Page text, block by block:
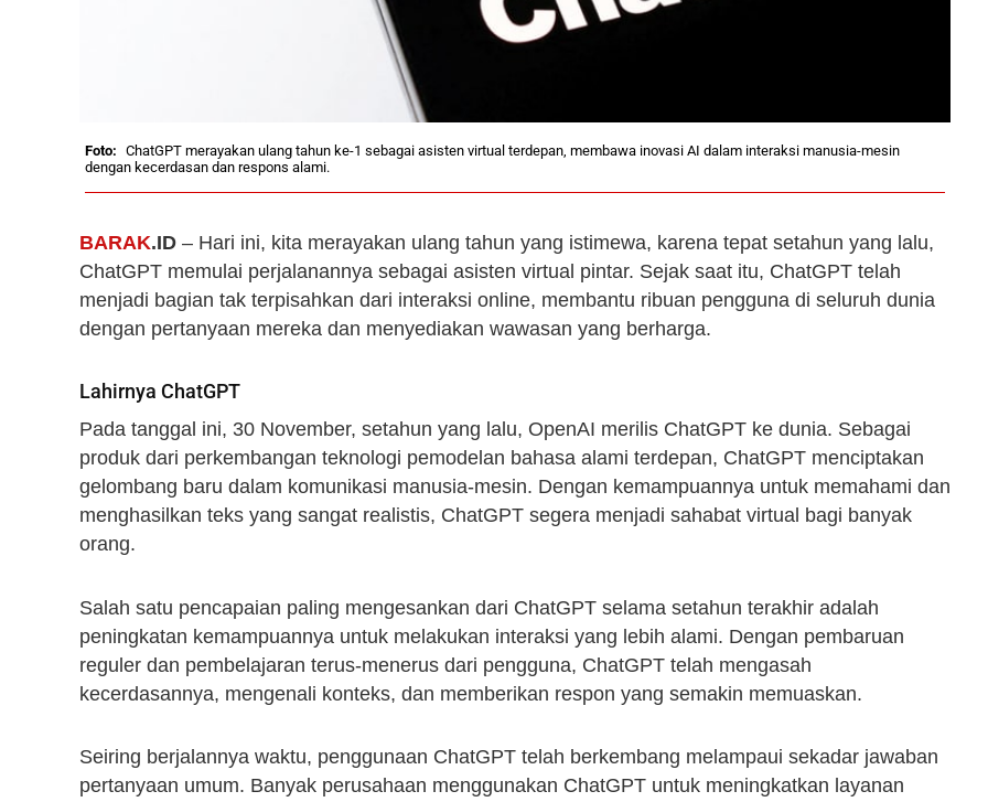
ChatGPT merayakan ulang tahun ke-1 sebagai asisten virtual terdepan, membawa inovasi AI dalam interaksi manusia-mesin
dengan kecerdasan dan respons alami.
BARAK.ID – Hari ini, kita merayakan ulang tahun yang istimewa, karena tepat setahun yang lalu,
ChatGPT memulai perjalanannya sebagai asisten virtual pintar. Sejak saat itu, ChatGPT telah
menjadi bagian tak terpisahkan dari interaksi online, membantu ribuan pengguna di seluruh dunia
dengan pertanyaan mereka dan menyediakan wawasan yang berharga.
Lahirnya ChatGPT
Pada tanggal ini, 30 November, setahun yang lalu, OpenAI merilis ChatGPT ke dunia. Sebagai
produk dari perkembangan teknologi pemodelan bahasa alami terdepan, ChatGPT menciptakan
gelombang baru dalam komunikasi manusia-mesin. Dengan kemampuannya untuk memahami dan
menghasilkan teks yang sangat realistis, ChatGPT segera menjadi sahabat virtual bagi banyak
orang.
Salah satu pencapaian paling mengesankan dari ChatGPT selama setahun terakhir adalah
peningkatan kemampuannya untuk melakukan interaksi yang lebih alami. Dengan pembaruan
reguler dan pembelajaran terus-menerus dari pengguna, ChatGPT telah mengasah
kecerdasannya, mengenali konteks, dan memberikan respon yang semakin memuaskan.
Seiring berjalannya waktu, penggunaan ChatGPT telah berkembang melampaui sekadar jawaban
pertanyaan umum. Banyak perusahaan menggunakan ChatGPT untuk meningkatkan layanan